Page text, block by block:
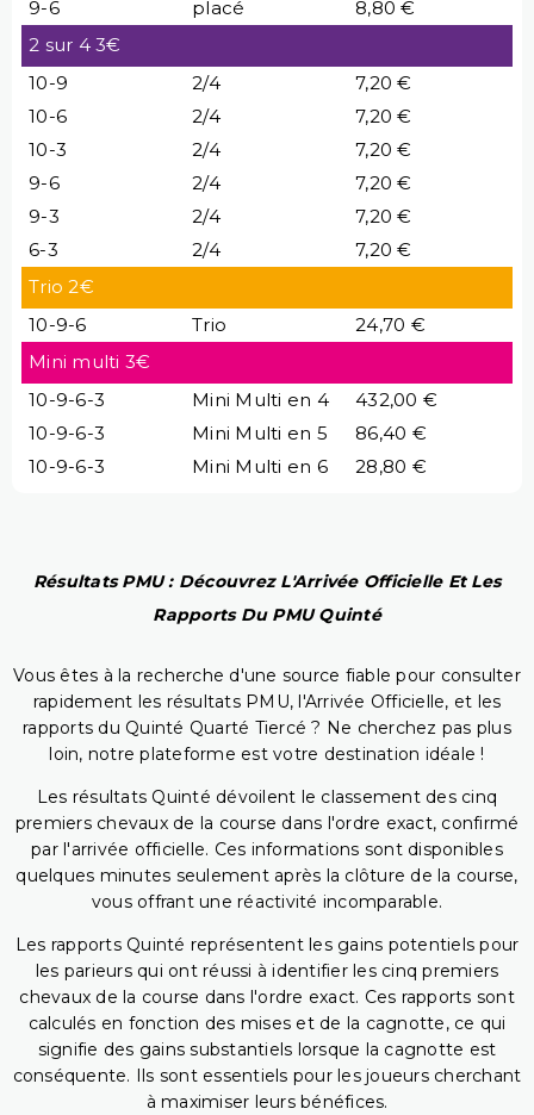
9-6 placé
8,80 €
2 sur 4 3€
10-9
2/4
7,20 €
10-6
2/4
7,20 €
10-3
2/4
7,20 €
9-6
2/4
7,20 €
9-3
2/4
7,20 €
6-3
2/4
7,20 €
Trio 2€
10-9-6
Trio
24,70 €
Mini multi 3€
10-9-6-3
Mini Multi en 4
432,00 €
10-9-6-3
Mini Multi en 5
86,40 €
10-9-6-3
Mini Multi en 6 28,80 €
Résultats PMU : Découvrez L'Arrivée Officielle Et Les
Rapports Du PMU Quinté
Vous êtes à la recherche d'une source fiable pour consulter
rapidement les résultats PMU, l'Arrivée Officielle, et les
rapports du Quinté Quarté Tiercé ? Ne cherchez pas plus
loin, notre plateforme est votre destination idéale !
Les résultats Quinté dévoilent le classement des cinq
premiers chevaux de la course dans l'ordre exact, confirmé
par l'arrivée officielle. Ces informations sont disponibles
quelques minutes seulement après la clôture de la course,
vous offrant une réactivité incomparable.
Les rapports Quinté représentent les gains potentiels pour
les parieurs qui ont réussi à identifier les cinq premiers
chevaux de la course dans l'ordre exact. Ces rapports sont
calculés en fonction des mises et de la cagnotte, ce qui
signifie des gains substantiels lorsque la cagnotte est
conséquente. Ils sont essentiels pour les joueurs cherchant
à maximiser leurs bénéfices.